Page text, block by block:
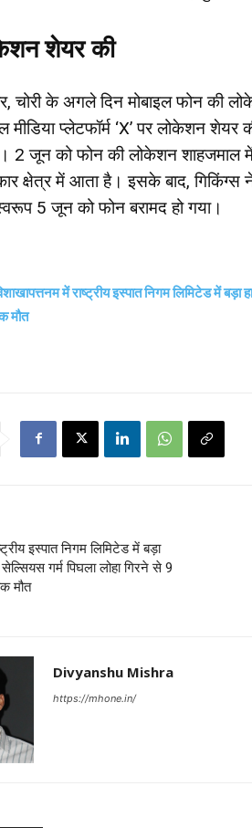
शेयर की
चोरी के अगले दिन मोबाइल फोन की
मीडिया प्लेटफॉर्म ‘X’ पर लोकेशन
2 जून को फोन की लोकेशन शाहजमाल
क्षेत्र में आता है। इसके बाद, गिकिंग्स
5 जून को फोन बरामद हो गया।
में राष्ट्रीय इस्पात निगम लिमिटेड में
मौत
इस्पात निगम लिमिटेड में बड़ा
गर्म पिघला लोहा गिरने से 9
मौत
Divyanshu Mishra
https://mhone.in/